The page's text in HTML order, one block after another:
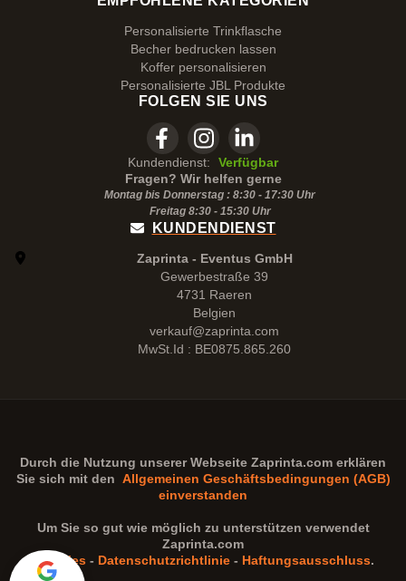
Personalisierte Trinkflasche
Becher bedrucken lassen
Koffer personalisieren
Personalisierte JBL Produkte
FOLGEN SIE UNS
Kundendienst:
Verfügbar
Fragen? Wir helfen gerne
Montag bis Donnerstag : 8:30 - 17:30 Uhr
Freitag 8:30 - 15:30Uhr
KUNDENDIENST
Zaprinta - Eventus GmbH
Gewerbestraße 39
4731 Raeren
Belgien
verkauf@zaprinta.com
MwSt.Id : BE0875.865.260
Durch die Nutzung unserer Webseite Zaprinta.com erklären
Sie sich mit den Allgemeinen Geschäftsbedingungen (AGB)
einverstanden
Um Sie so gut wie möglich zu unterstützen verwendet
Zaprinta.com
Cookies - Datenschutzrichtlinie - Haftungsausschluss.